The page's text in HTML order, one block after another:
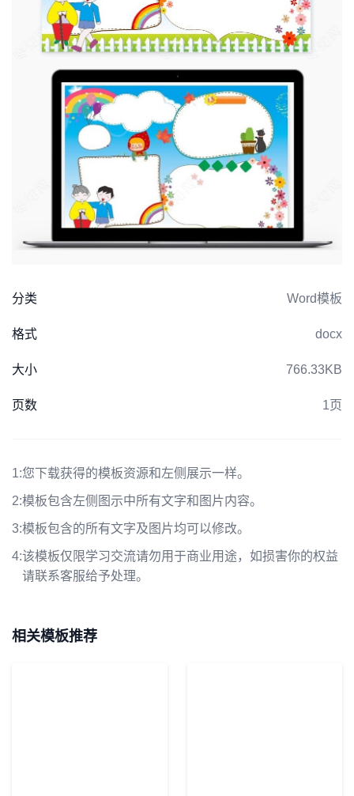
分类 Word模板
格式 docx
大小 766.33KB
页数 1页
1:您下载获得的模板资源和左侧展示一样。
2:模板包含左侧图示中所有文字和图片内容。
3:模板包含的所有文字及图片均可以修改。
4:该模板仅限学习交流请勿用于商业用途，如损害你的权益
请联系客服给予处理。
相关模板推荐